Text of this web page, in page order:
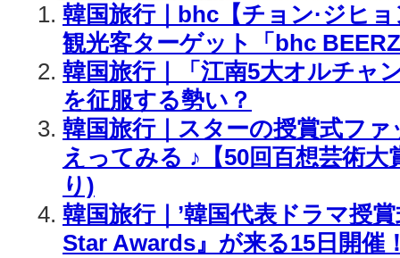
韓国旅行｜bhc【チョン·ジヒ
観光客ターゲット「bhc
韓国旅行｜「江南5大オルチャ
を征服する勢い？
韓国旅行｜スターの授賞式フ
えってみる ♪【50回百想芸術
り)
韓国旅行｜’韓国代表ドラマ授
Star Awards』が来る15日開催